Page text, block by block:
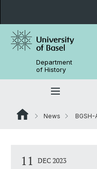
Department
of History
News
11 DEC 2023